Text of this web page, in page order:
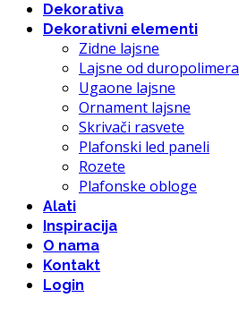
Dekorativa
Dekorativni elementi
Zidne lajsne
Lajsne od duropolimera
Ugaone lajsne
Ornament lajsne
Skrivači rasvete
Plafonski led paneli
Rozete
Plafonske obloge
Alati
Inspiracija
O nama
Kontakt
Login